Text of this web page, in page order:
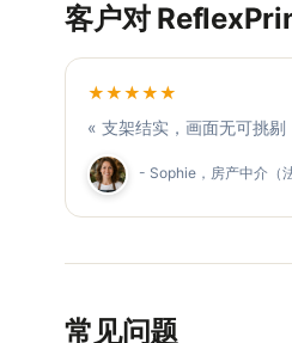
客户对
★★★★★
« 支架结实，画面无可挑
- Sophie，房产中介（
常见问题